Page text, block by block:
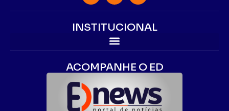
INSTITUCIONAL
ACOMPANHE O ED